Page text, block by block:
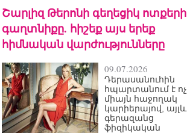
Շարլիզ Թերոնի գեղեցիկ ոտքերի
գաղտնիքը. հիշեք այս երեք
հիմնական վարժությունները
09.07.2026
Դերասանուհին
հպարտանում է ոչ
միայն հաջողակ
կարիերայով, այլև
գերազանց
ֆիզիկական